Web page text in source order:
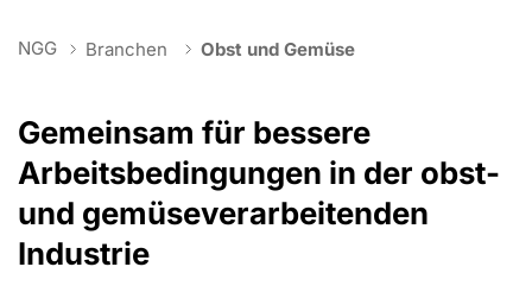
NGG Branchen Obst und Gemüse
Gemeinsam für bessere
Arbeitsbedingungen in der obst-
und gemüseverarbeitenden
Industrie